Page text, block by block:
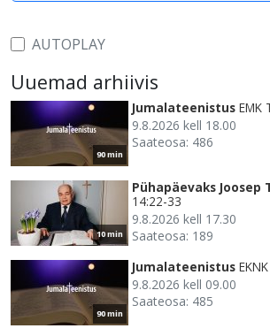
AUTOPLAY
Uuemad arhiivis
90 min
Jumalateenistus EMK
9.8.2026 kell 18.00
Saateosa: 486
10 min
Pühapäevaks Joosep
14:22-33
9.8.2026 kell 17.30
Saateosa: 189
90 min
Jumalateenistus
9.8.2026 kell 09.00
Saateosa: 485